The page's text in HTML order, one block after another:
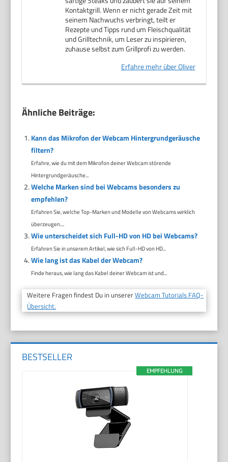
Kontaktgrill. Wenn er nicht gerade Zeit mit
seinem Nachwuchs verbringt, teilt er
Rezepte und Tipps rund um Fleischqualität
und Grilltechnik, um Leser zu inspirieren,
zuhause selbst zum Grillprofi zu werden.
Erfahre mehr über Oliver
Ähnliche Beiträge:
Kann das Mikrofon der Webcam Hintergrundgeräusche
filtern?
Erfahre, wie du mit dem Mikrofon deiner Webcam störende
Hintergrundgeräusche...
Welche Marken sind bei Webcams besonders zu
empfehlen?
Erfahren Sie, welche Top-Marken und Modelle von Webcams wirklich
überzeugen....
Wie unterscheidet sich Full-HD von HD bei Webcams?
Erfahren Sie in unserem Artikel, wie sich Full-HD von HD...
Wie lang ist das Kabel der Webcam?
Finde heraus, wie lang das Kabel deiner Webcam ist und...
Weitere Fragen findest Du in unsererWebcam Tutorials FAQ-
Übersicht.
BESTSELLER
EMPFEHLUNG